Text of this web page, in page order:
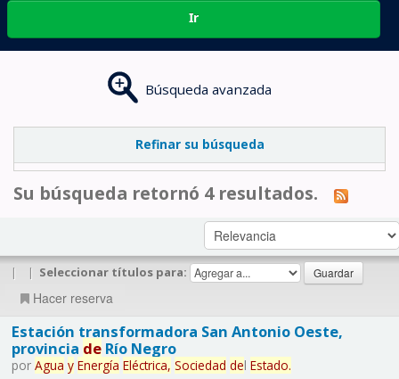
Ir
Búsqueda avanzada
Refinar su búsqueda
Su búsqueda retornó 4 resultados.
| | Seleccionar títulos para:
Hacer reserva
Estación transformadora San Antonio Oeste,
provincia deRío Negro
por Agua y Energía Eléctrica, Sociedad del Estado.